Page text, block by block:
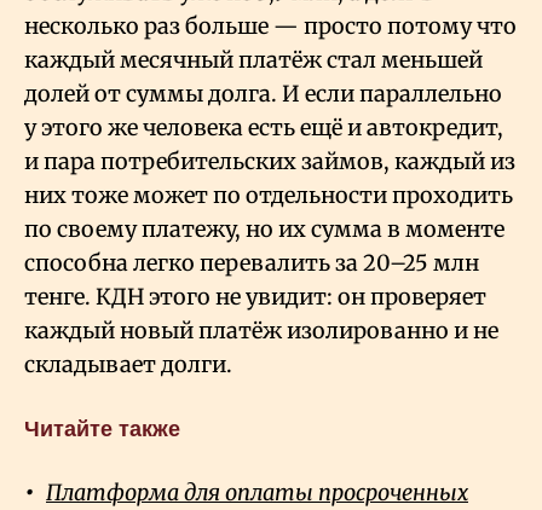
несколько раз больше — просто потому что
каждый месячный платёж стал меньшей
долей от суммы долга. И если параллельно
у этого же человека есть ещё и автокредит,
и пара потребительских займов, каждый из
них тоже может по отдельности проходить
по своему платежу, но их сумма в моменте
способна легко перевалить за 20–25 млн
тенге. КДН этого не увидит: он проверяет
каждый новый платёж изолированно и не
складывает долги.
Читайте также
Платформа для оплаты просроченных